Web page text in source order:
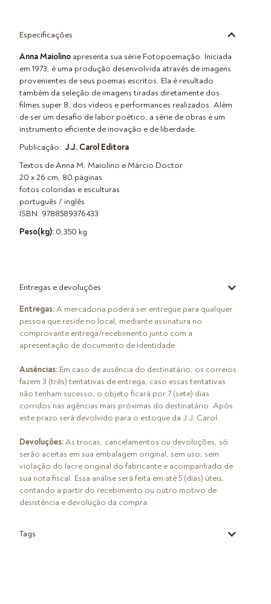
Especificações
Anna Maiolino apresenta sua série Fotopoemação. Iniciada
em 1973, é uma produção desenvolvida através de imagens
provenientes de seus poemas escritos. Ela é resultado
também da seleção de imagens tiradas diretamente dos
filmes super 8, dos vídeos e performances realizados. Além
de ser um desafio de labor poético, a série de obras é um
instrumento eficiente de inovação e de liberdade.
Publicação: J.J. Carol Editora
Textos de Anna M. Maiolino e Márcio Doctor
20 x 26 cm, 80 páginas
fotos coloridas e esculturas
português / inglês
ISBN: 9788589376433
Peso(kg): 0,350 kg
Entregas e devoluções
Entregas:A mercadoria poderá ser entregue para qualquer
pessoa que reside no local, mediante assinatura no
comprovante entrega/recebimento junto com a
apresentação de documento de identidade.
Ausências: Em caso de ausência do destinatário, os correios
fazem 3 (três) tentativas de entrega, caso essas tentativas
não tenham sucesso, o objeto ficará por 7 (sete) dias
corridos nas agências mais próximas do destinatário. Após
este prazo será devolvido para o estoque da J.J. Carol.
Devoluções:As trocas, cancelamentos ou devoluções, só
serão aceitas em sua embalagem original, sem uso, sem
violação do lacre original do fabricante e acompanhado de
sua nota fiscal. Essa análise será feita em até 5 (dias) úteis,
contando a partir do recebimento ou outro motivo de
desistência e devolução da compra.
Tags